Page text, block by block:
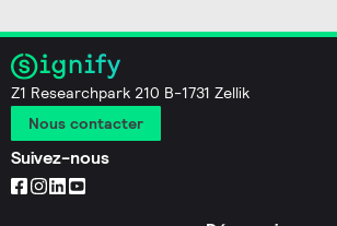
Z1 Researchpark 210 B-1731 Zellik
Nous contacter
Suivez-nous